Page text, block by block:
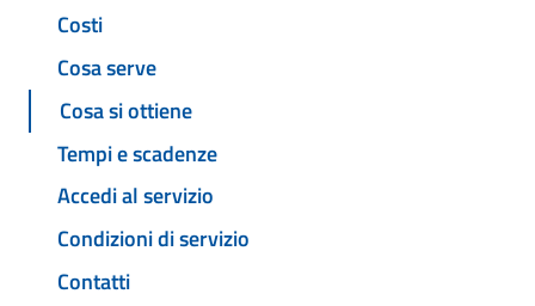
Costi
Cosa serve
Cosa si ottiene
Tempi e scadenze
Accedi al servizio
Condizioni di servizio
Contatti